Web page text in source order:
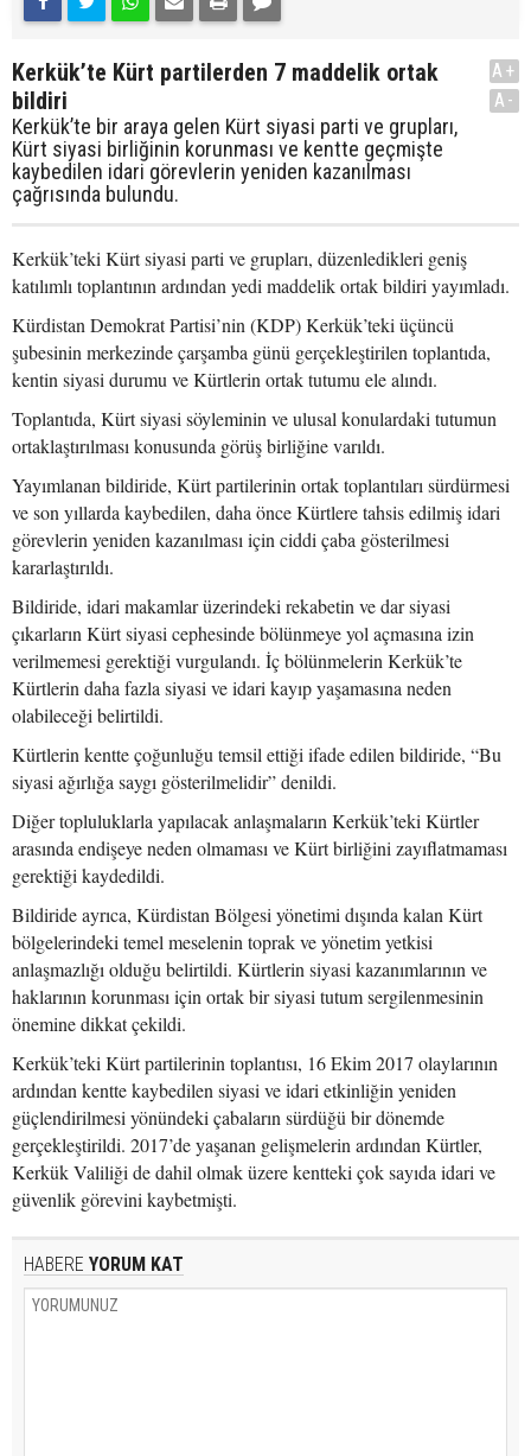
Kerkük’te Kürt partilerden 7 maddelik ortak
bildiri
Kerkük’te bir araya gelen Kürt siyasi parti ve grupları,
Kürt siyasi birliğinin korunması ve kentte geçmişte
kaybedilen idari görevlerin yeniden kazanılması
çağrısında bulundu.
A+
A-
Kerkük’teki Kürt siyasi parti ve grupları, düzenledikleri geniş
katılımlı toplantının ardından yedi maddelik ortak bildiri yayımladı.
Kürdistan Demokrat Partisi’nin (KDP) Kerkük’teki üçüncü
şubesinin merkezinde çarşamba günü gerçekleştirilen toplantıda,
kentin siyasi durumu ve Kürtlerin ortak tutumu ele alındı.
Toplantıda, Kürt siyasi söyleminin ve ulusal konulardaki tutumun
ortaklaştırılması konusunda görüş birliğine varıldı.
Yayımlanan bildiride, Kürt partilerinin ortak toplantıları sürdürmesi
ve son yıllarda kaybedilen, daha önce Kürtlere tahsis edilmiş idari
görevlerin yeniden kazanılması için ciddi çaba gösterilmesi
kararlaştırıldı.
Bildiride, idari makamlar üzerindeki rekabetin ve dar siyasi
çıkarların Kürt siyasi cephesinde bölünmeye yol açmasına izin
verilmemesi gerektiği vurgulandı. İç bölünmelerin Kerkük’te
Kürtlerin daha fazla siyasi ve idari kayıp yaşamasına neden
olabileceği belirtildi.
Kürtlerin kentte çoğunluğu temsil ettiği ifade edilen bildiride, “Bu
siyasi ağırlığa saygı gösterilmelidir” denildi.
Diğer topluluklarla yapılacak anlaşmaların Kerkük’teki Kürtler
arasında endişeye neden olmaması ve Kürt birliğini zayıflatmaması
gerektiği kaydedildi.
Bildiride ayrıca, Kürdistan Bölgesi yönetimi dışında kalan Kürt
bölgelerindeki temel meselenin toprak ve yönetim yetkisi
anlaşmazlığı olduğu belirtildi. Kürtlerin siyasi kazanımlarının ve
haklarının korunması için ortak bir siyasi tutum sergilenmesinin
önemine dikkat çekildi.
Kerkük’teki Kürt partilerinin toplantısı, 16 Ekim 2017 olaylarının
ardından kentte kaybedilen siyasi ve idari etkinliğin yeniden
güçlendirilmesi yönündeki çabaların sürdüğü bir dönemde
gerçekleştirildi. 2017’de yaşanan gelişmelerin ardından Kürtler,
Kerkük Valiliği de dahil olmak üzere kentteki çok sayıda idari ve
güvenlik görevini kaybetmişti.
HABERE YORUM KAT